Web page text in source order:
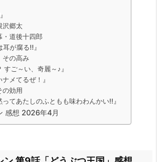
沢郷太
・道後十四郎
耳が腐る!!』
その高み
すご～い、奇麗～♪』
メてるぜ！』
の効用
ってあたしのふともも味わわんかい!!』
感想 2026年4月